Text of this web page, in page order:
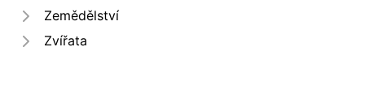
Zemědělství
Zvířata